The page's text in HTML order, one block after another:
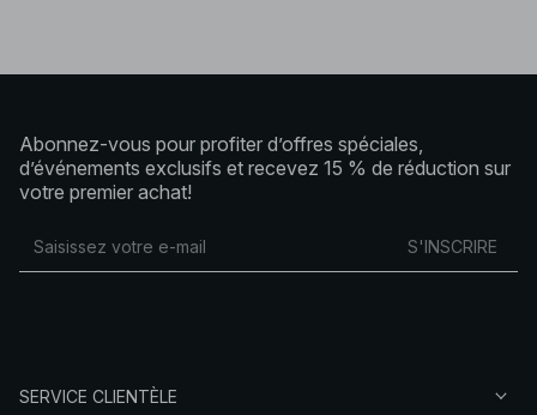
Abonnez-vous pour profiter d’offres spéciales,
d’événements exclusifs et recevez 15 % de réduction sur
votre premier achat!
S'INSCRIRE
SERVICE CLIENTÈLE